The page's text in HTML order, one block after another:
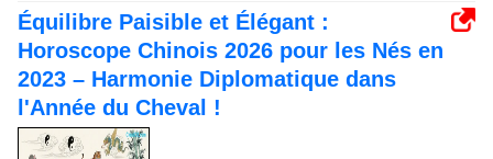
Équilibre Paisible et Élégant :
Horoscope Chinois 2026 pour les Nés en
2023 – Harmonie Diplomatique dans
l'Année du Cheval !